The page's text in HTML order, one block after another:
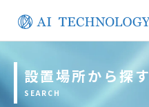
設置場所から探す
SEARCH